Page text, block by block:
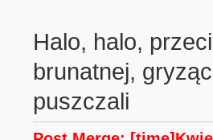
Halo, halo,
brunatnej,
puszczali